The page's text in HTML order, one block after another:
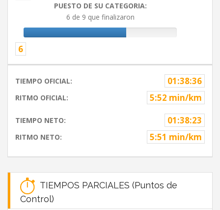
PUESTO DE SU CATEGORIA:
6 de 9 que finalizaron
6
TIEMPO OFICIAL: 01:38:36
RITMO OFICIAL: 5:52 min/km
TIEMPO NETO: 01:38:23
RITMO NETO: 5:51 min/km
TIEMPOS PARCIALES (Puntos de
Control)